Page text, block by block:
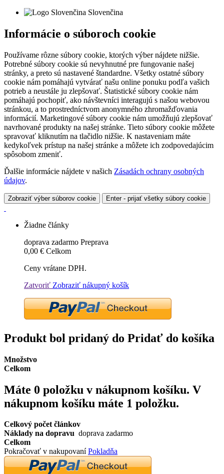
Slovenčina
Informácie o súboroch cookie
Používame rôzne súbory cookie, ktorých výber nájdete nižšie.
Potrebné súbory cookie sú nevyhnutné pre fungovanie našej
stránky, a preto sú nastavené štandardne. Všetky ostatné súbory
cookie nám pomáhajú vytvárať našu online ponuku podľa vašich
potrieb a neustále ju zlepšovať. Štatistické súbory cookie nám
pomáhajú pochopiť, ako návštevníci interagujú s našou webovou
stránkou, a to prostredníctvom anonymného zhromažďovania
informácií. Marketingové súbory cookie nám umožňujú zlepšovať
navrhované produkty na našej stránke. Tieto súbory cookie môžete
spravovať kliknutím na tlačidlo nižšie. K nastaveniam máte
kedykoľvek prístup na našej stránke a môžete ich zodpovedajúcim
spôsobom zmeniť.
Ďalšie informácie nájdete v našich Zásadách ochrany osobných
údajov.
Zobraziť výber súborov cookie Enter - prijať všetky súbory cookie
Žiadne články
doprava zadarmo Preprava
0,00 € Celkom
Ceny vrátane DPH.
Zatvoriť Zobraziť nákupný košík
Produkt bol pridaný do Pridať do košíka
Množstvo
Celkom
Máte 0 položku v nákupnom košíku. V
nákupnom košíku máte 1 položku.
Celkový počet článkov
Náklady na dopravu doprava zadarmo
Celkom
Pokračovať v nakupovaníPokladňa